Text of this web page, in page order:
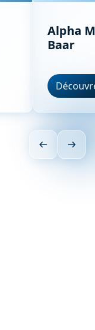
Alpha
Baar